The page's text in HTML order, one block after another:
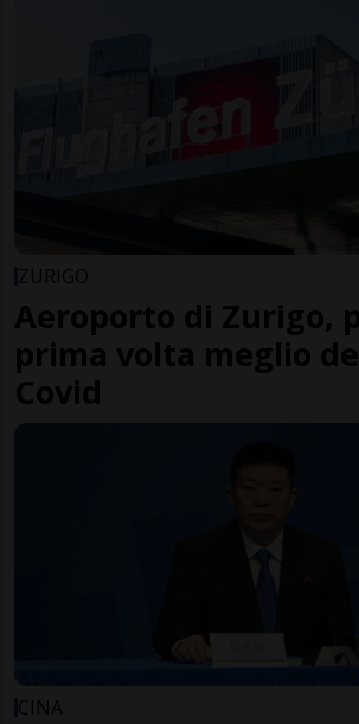
ZURIGO
Aeroporto di Zurigo,
prima volta meglio
Covid
CINA